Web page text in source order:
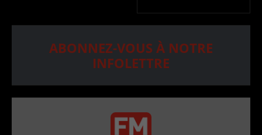
ABONNEZ-VOUS À NOTRE
INFOLETTRE